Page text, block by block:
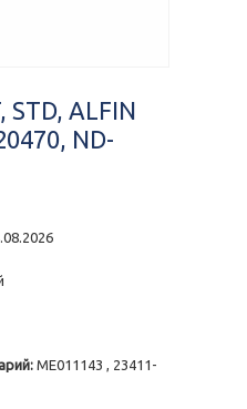
ALFIN
ND-
ME011143 , 23411-